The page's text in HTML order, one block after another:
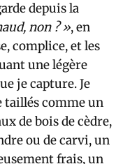
depuis la
non ? », en
complice, et les
une légère
je capture. Je
taillés comme un
de bois de cèdre,
ou de carvi, un
frais, un